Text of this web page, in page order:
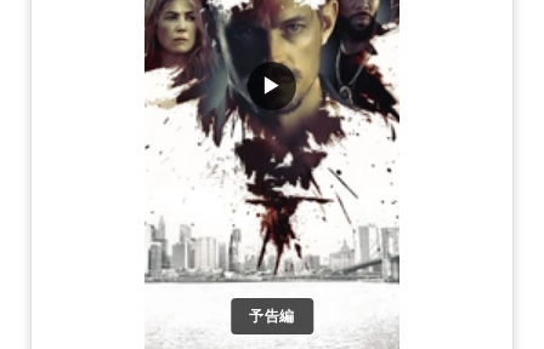
予告編
▶